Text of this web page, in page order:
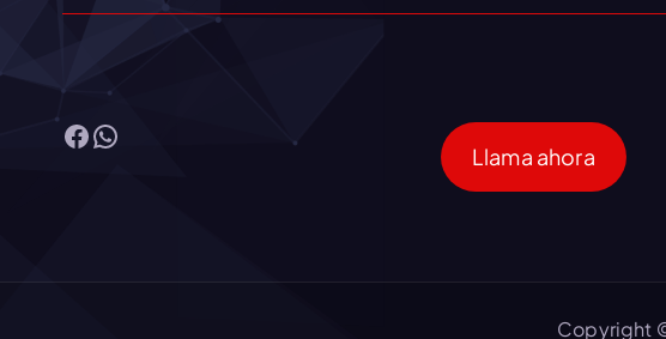
Facebook WhatsApp
Llama ahora
Copyright